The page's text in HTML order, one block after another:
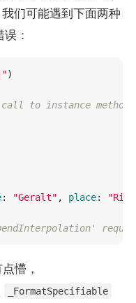
们可能遇到下面两种
：
")
to instance
: "Geralt" , place:
懵，
_FormatSpecifiable